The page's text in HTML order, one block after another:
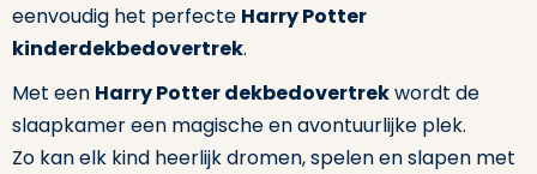
eenvoudig het perfecte Harry Potter
kinderdekbedovertrek.
Met een Harry Potter dekbedovertrekwordt de
slaapkamer een magische en avontuurlijke plek.
Zo kan elk kind heerlijk dromen, spelen en slapen met